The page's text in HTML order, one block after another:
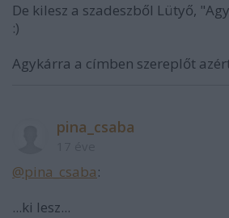
De kilesz a szadeszből Lütyő,
:)
Agykárra a címben szereplőt
pina_csaba
@pina_csaba:
...ki lesz...